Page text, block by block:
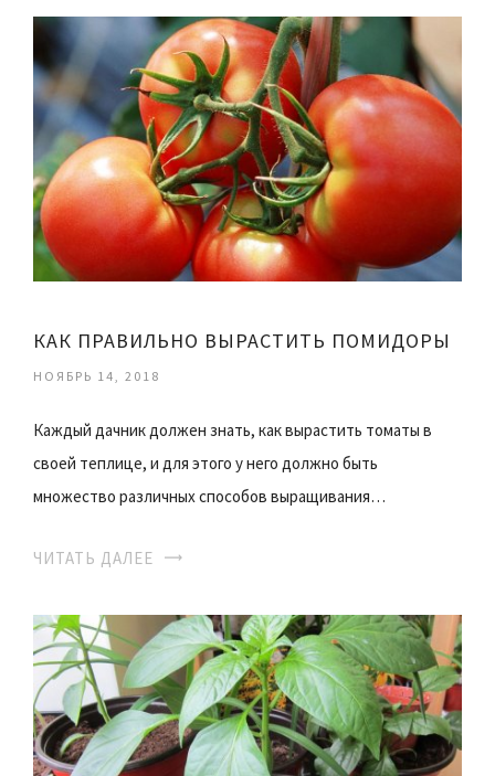
КАК ПРАВИЛЬНО ВЫРАСТИТЬ ПОМИДОРЫ
НОЯБРЬ 14, 2018
Каждый дачник должен знать, как вырастить томаты в
своей теплице, и для этого у него должно быть
множество различных способов выращивания…
ЧИТАТЬ ДАЛЕЕ